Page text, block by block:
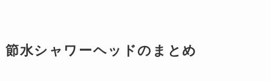
節水シャワーヘッドのまとめ